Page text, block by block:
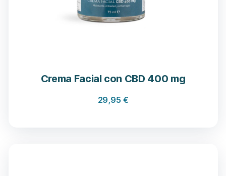
Crema Facial con CBD 400 mg
29,95 €